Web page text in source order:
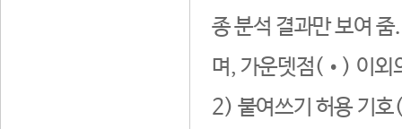
종 분석 결과만 보여
며, 가운뎃점(•) 이외
2) 붙여쓰기 허용 기호